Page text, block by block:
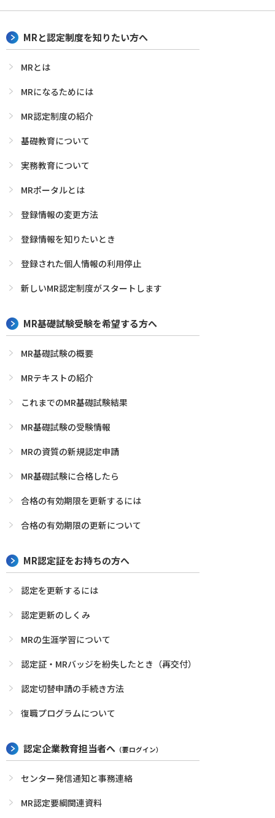
MRと認定制度を知りたい方へ
MRとは
MRになるためには
MR認定制度の紹介
基礎教育について
実務教育について
MRポータルとは
登録情報の変更方法
登録情報を知りたいとき
登録された個人情報の利用停止
新しいMR認定制度がスタートします
MR基礎試験受験を希望する方へ
MR基礎試験の概要
MRテキストの紹介
これまでのMR基礎試験結果
MR基礎試験の受験情報
MRの資質の新規認定申請
MR基礎試験に合格したら
合格の有効期限を更新するには
合格の有効期限の更新について
MR認定証をお持ちの方へ
認定を更新するには
認定更新のしくみ
MRの生涯学習について
認定証・MRバッジを紛失したとき（再交付）
認定切替申請の手続き方法
復職プログラムについて
認定企業教育担当者へ （要ログイン）
センター発信通知と事務連絡
MR認定要綱関連資料